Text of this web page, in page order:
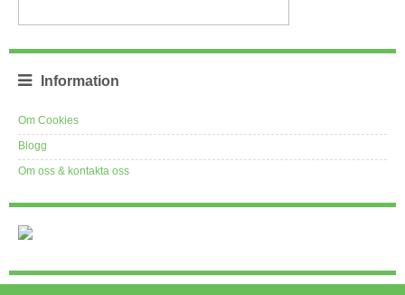
Information
Om Cookies
Blogg
Om oss & kontakta oss